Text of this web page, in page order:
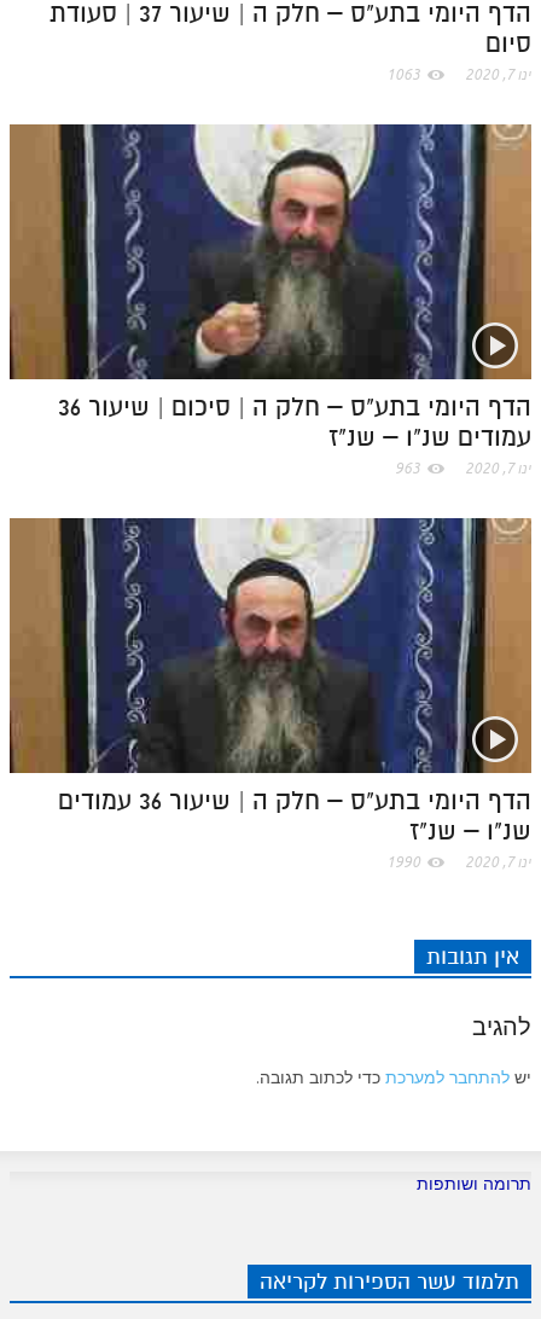
הדף היומי בתע"ס – חלק ה | שיעור 37 | סעודת
סיום
ינו 7, 2020 1063
הדף היומי בתע"ס – חלק ה | סיכום | שיעור 36
עמודים שנ"ו – שנ"ז
ינו 7, 2020 963
הדף היומי בתע"ס – חלק ה | שיעור 36 עמודים
שנ"ו – שנ"ז
ינו 7, 2020 1990
אין תגובות
להגיב
יש להתחבר למערכת כדי לכתוב תגובה.
תרומה ושותפות
תלמוד עשר הספירות לקריאה